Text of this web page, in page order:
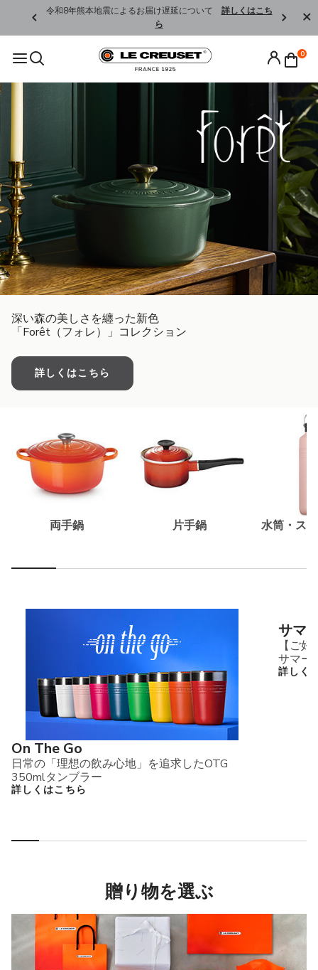
令和8年熊本地震によるお届け遅延について 詳しくはこち
ら
0
深い森の美しさを纏った新色
「Forêt（フォレ）」コレクション
詳しくはこちら
両手鍋 片手鍋 水筒・ス
On The Go
日常の「理想の飲み心地」を追求したOTG
350mlタンブラー
詳しくはこちら
サマ
【ご
サマー
詳しく
贈り物を選ぶ